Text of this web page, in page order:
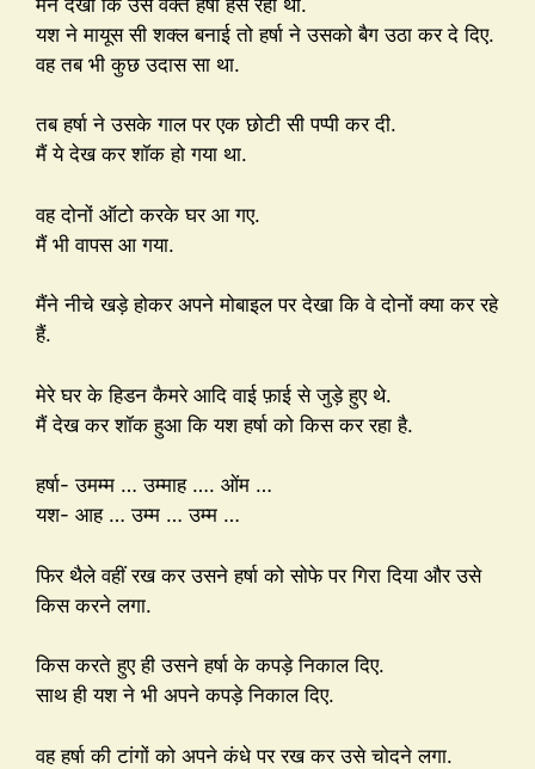
यश ने मायूस सी शक्ल बनाई तो हर्षा ने उसको बैग उठा कर दे दिए.
वह तब भी कुछ उदास सा था.
तब हर्षा ने उसके गाल पर एक छोटी सी पप्पी कर दी.
मैं ये देख कर शॉक हो गया था.
वह दोनों ऑटो करके घर आ गए.
मैं भी वापस आ गया.
मैंने नीचे खड़े होकर अपने मोबाइल पर देखा कि वे दोनों क्या कर रहे
हैं.
मेरे घर के हिडन कैमरे आदि वाई फ़ाई से जुड़े हुए थे.
मैं देख कर शॉक हुआ कि यश हर्षा को किस कर रहा है.
हर्षा- उमम्म … उम्माह …. ओंम …
यश- आह … उम्म … उम्म …
फिर थैले वहीं रख कर उसने हर्षा को सोफे पर गिरा दिया और उसे
किस करने लगा.
किस करते हुए ही उसने हर्षा के कपड़े निकाल दिए.
साथ ही यश ने भी अपने कपड़े निकाल दिए.
वह हर्षा की टांगों को अपने कंधे पर रख कर उसे चोदने लगा.